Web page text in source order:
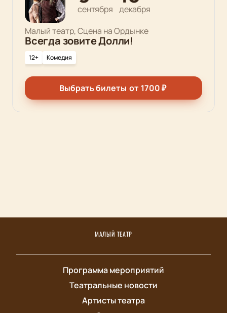
сентября декабря
Малый театр, Сцена на Ордынке
Всегда зовите Долли!
12+ Комедия
Выбрать билеты от 1700₽
МАЛЫЙ ТЕАТР
Программа мероприятий
Театральные новости
Артисты театра